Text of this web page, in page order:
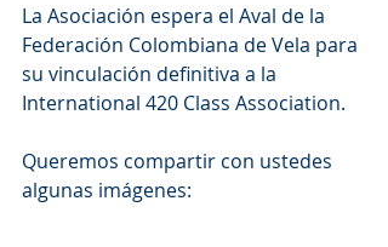
La Asociación espera el Aval de la
Federación Colombiana de Vela para
su vinculación definitiva a la
International 420 Class Association.
Queremos compartir con ustedes
algunas imágenes: